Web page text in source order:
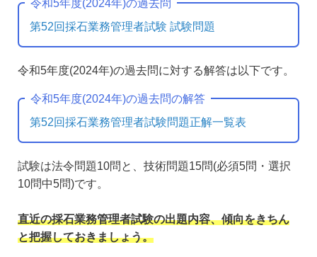
令和5年度(2024年)の過去問
第52回採石業務管理者試験 試験問題
令和5年度(2024年)の過去問に対する解答は以下です。
令和5年度(2024年)の過去問の解答
第52回採石業務管理者試験問題正解一覧表
試験は法令問題10問と、技術問題15問(必須5問・選択
10問中5問)です。
直近の採石業務管理者試験の出題内容、傾向をきちん
と把握しておきましょう。